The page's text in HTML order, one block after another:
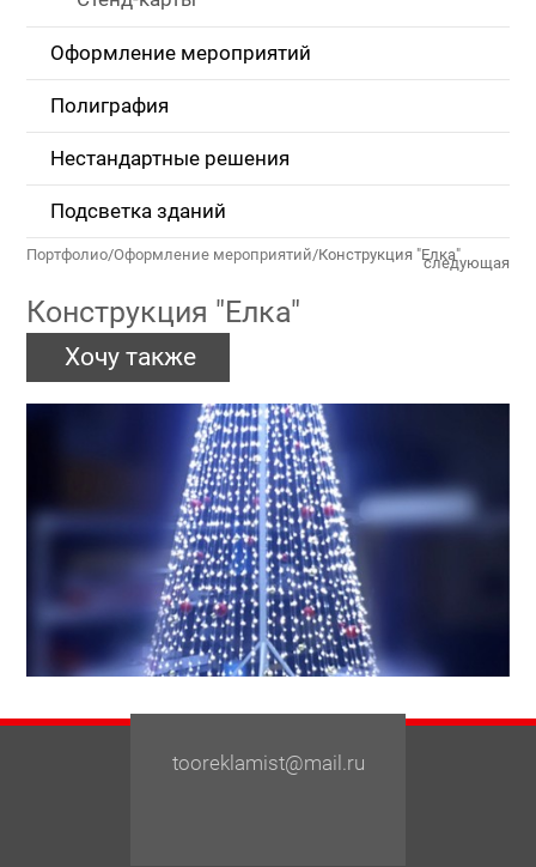
Оформление мероприятий
Полиграфия
Нестандартные решения
Подсветка зданий
Портфолио/Оформление мероприятий/Конструкция "Елка"
Конструкция "Елка"
Хочу также
следующая
tooreklamist@mail.ru